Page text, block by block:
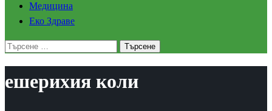
Медицина
Еко Здраве
Търсене
ешерихия коли